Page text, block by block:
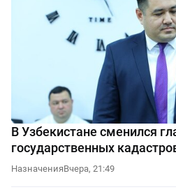
В Узбекистане сменился
государственных
НазначенияВчера, 21:49